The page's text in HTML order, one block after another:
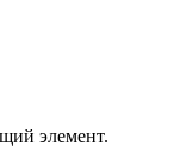
элемент.